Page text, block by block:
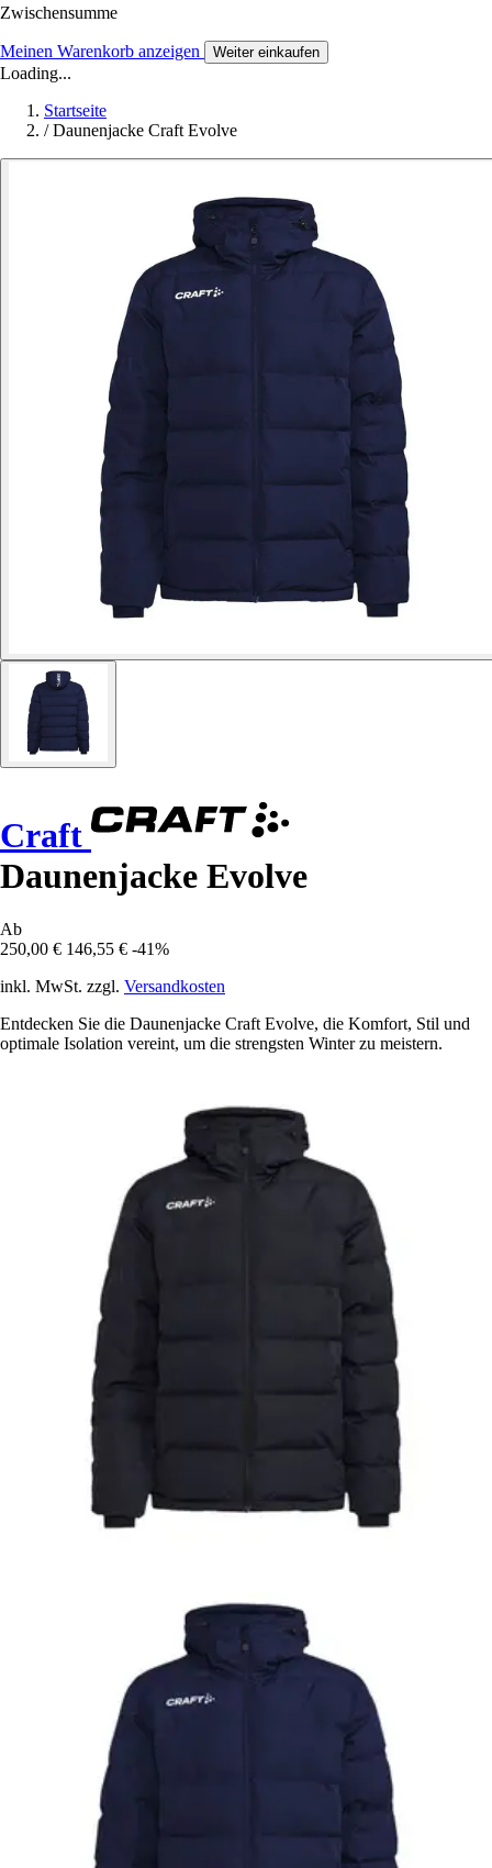
Zwischensumme
Meinen Warenkorb anzeigen Weiter einkaufen
Loading...
Startseite
/ Daunenjacke Craft Evolve
Craft
Daunenjacke Evolve
Ab
250,00 € 146,55 € -41%
inkl. MwSt. zzgl. Versandkosten
Entdecken Sie die Daunenjacke Craft Evolve, die Komfort, Stil und
optimale Isolation vereint, um die strengsten Winter zu meistern.